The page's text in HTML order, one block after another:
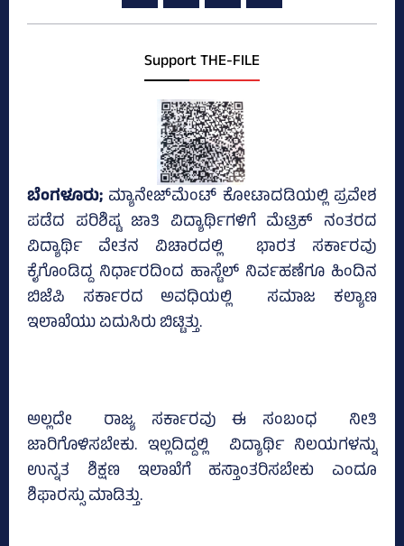
Support THE-FILE
ಬೆಂಗಳೂರು; ಮ್ಯಾನೇಜ್‌ಮೆಂಟ್‌ ಕೋಟಾದಡಿಯಲ್ಲಿ ಪ್ರವೇಶ
ಪಡೆದ ಪರಿಶಿಷ್ಟ ಜಾತಿ ವಿದ್ಯಾರ್ಥಿಗಳಿಗೆ ಮೆಟ್ರಿಕ್‌ ನಂತರದ
ವಿದ್ಯಾರ್ಥಿ ವೇತನ ವಿಚಾರದಲ್ಲಿ ಭಾರತ ಸರ್ಕಾರವು
ಕೈಗೊಂಡಿದ್ದ ನಿರ್ಧಾರದಿಂದ ಹಾಸ್ಟೆಲ್‌ ನಿರ್ವಹಣೆಗೂ ಹಿಂದಿನ
ಬಿಜೆಪಿ ಸರ್ಕಾರದ ಅವಧಿಯಲ್ಲಿ ಸಮಾಜ ಕಲ್ಯಾಣ
ಇಲಾಖೆಯು ಏದುಸಿರು ಬಿಟ್ಟಿತ್ತು.
ಅಲ್ಲದೇ ರಾಜ್ಯ ಸರ್ಕಾರವು ಈ ಸಂಬಂಧ ನೀತಿ
ಜಾರಿಗೊಳಿಸಬೇಕು. ಇಲ್ಲದಿದ್ದಲ್ಲಿ ವಿದ್ಯಾರ್ಥಿ ನಿಲಯಗಳನ್ನು
ಉನ್ನತ ಶಿಕ್ಷಣ ಇಲಾಖೆಗೆ ಹಸ್ತಾಂತರಿಸಬೇಕು ಎಂದೂ
ಶಿಫಾರಸ್ಸು ಮಾಡಿತ್ತು.